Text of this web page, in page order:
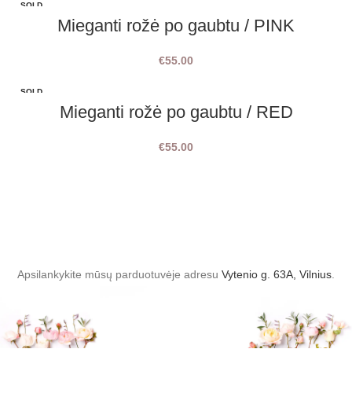
SOLD
Mieganti rožė po gaubtu / PINK
€55.00
SOLD
Mieganti rožė po gaubtu / RED
€55.00
Apsilankykite mūsų parduotuvėje adresu Vytenio g. 63A, Vilnius